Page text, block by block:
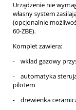
Urządzenie nie
własny system
(opcjonalnie
60-ZBE).
Komplet zawiera:
- wkład gazowy
- automatyka
pilotem
- drewienka